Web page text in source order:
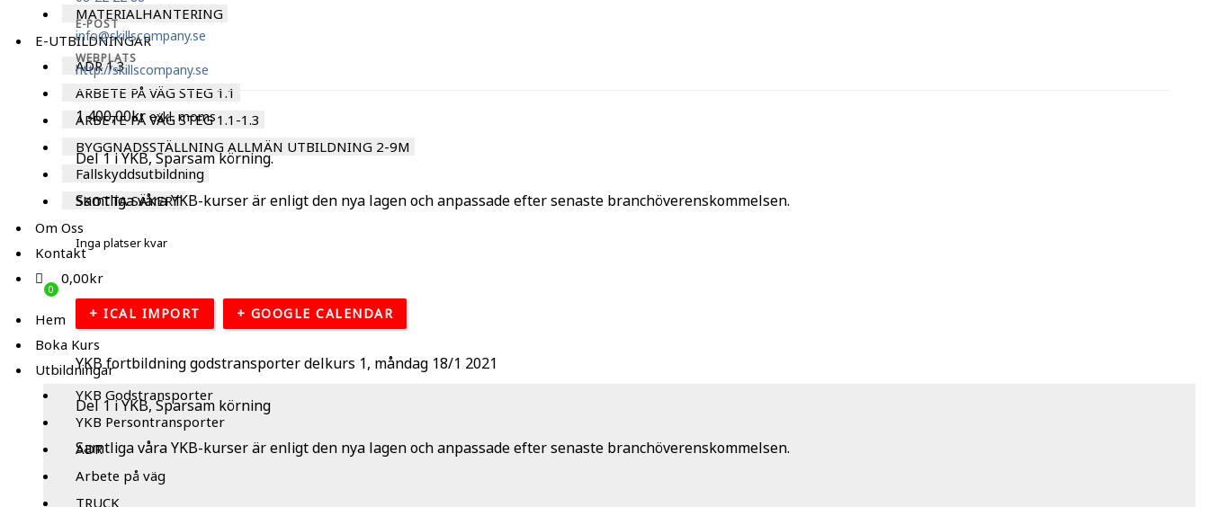
MATERIALHANTERING
E-UTBILDNINGAR
ADR 1.3
ARBETE PÅ VÄG STEG 1.1
ARBETE PÅ VÄG STEG 1.1-1.3
BYGGNADSSTÄLLNING ALLMÄN UTBILDNING 2-9M
Fallskyddsutbildning
SKOTTA SÄKERT
Om Oss
Kontakt
0,00kr
Hem
Boka Kurs
Utbildningar
YKB Godstransporter
YKB Persontransporter
ADR
Arbete på väg
TRUCK
E-POST
info@skillscompany.se
WEBPLATS
http://skillscompany.se
1 400,00kr exkl. moms
Del 1 i YKB, Sparsam körning.
Samtliga våra YKB-kurser är enligt den nya lagen och anpassade efter senaste branchöverenskommelsen.
Inga platser kvar
+ ICAL IMPORT + GOOGLE CALENDAR
YKB fortbildning godstransporter delkurs 1, måndag 18/1 2021
Del 1 i YKB, Sparsam körning
Samtliga våra YKB-kurser är enligt den nya lagen och anpassade efter senaste branchöverenskommelsen.